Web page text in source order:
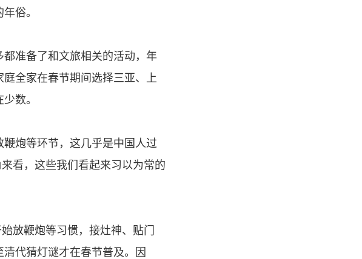
俗。
准备了和文旅相关的活动，年
全家在春节期间选择三亚、上
数。
炮等环节，这几乎是中国人过
看，这些我们看起来习以为常的
放鞭炮等习惯，接灶神、贴门
代猜灯谜才在春节普及。因